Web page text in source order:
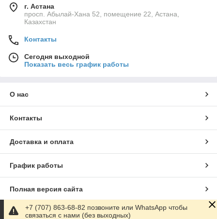
г. Астана
просп. Абылай-Хана 52, помещение 22, Астана,
Казахстан
Контакты
Сегодня выходной
Показать весь график работы
О нас
Контакты
Доставка и оплата
График работы
Полная версия сайта
Сайт создан на маркетплейсеSatu.kz
+7 (707) 863-68-82 позвоните или WhatsApp чтобы
связаться с нами (без выходных)